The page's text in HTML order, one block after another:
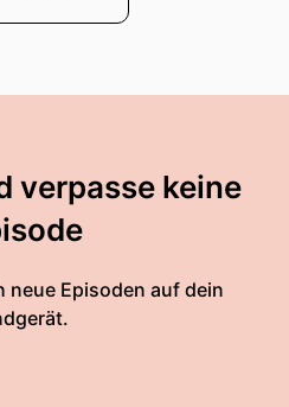
verpasse keine
neue Episoden auf dein